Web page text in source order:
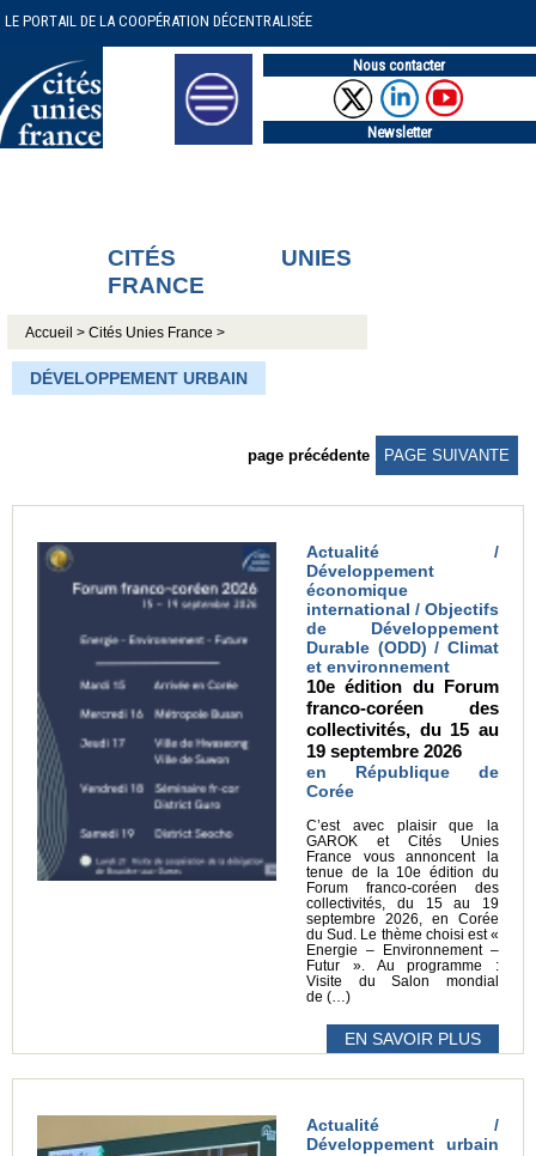
LE PORTAIL DE LA COOPÉRATION DÉCENTRALISÉE
Nous contacter
Newsletter
CITÉS UNIES
FRANCE
Accueil >Cités Unies France >
DÉVELOPPEMENT URBAIN
page précédente PAGE SUIVANTE
Actualité /
Développement
économique
international / Objectifs
de Développement
Durable (ODD) / Climat
et environnement
10e édition du Forum
franco-coréen des
collectivités, du 15 au
19 septembre 2026
en République de
Corée
C’est avec plaisir que la
GAROK et Cités Unies
France vous annoncent la
tenue de la 10e édition du
Forum franco-coréen des
collectivités, du 15 au 19
septembre 2026, en Corée
du Sud. Le thème choisi est «
Energie – Environnement –
Futur ». Au programme :
Visite du Salon mondial
de (…)
EN SAVOIR PLUS
Actualité /
Développement urbain